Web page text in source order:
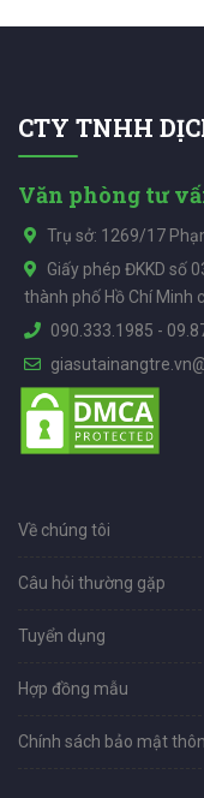
CTY TNHH
Văn phòng tư
Trụ sở: 1269/17
Giấy phép ĐKKD số
thành phố Hồ Chí Minh
090.333.1985 -
Về chúng tôi
Câu hỏi thường gặp
Tuyển dụng
Hợp đồng mẫu
Chính sách bảo mật